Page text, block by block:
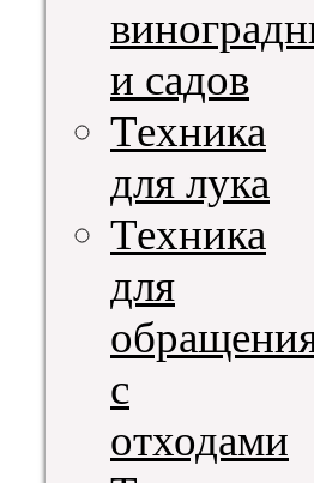
и садов
Техника
для лука
Техника
для
с
отходами